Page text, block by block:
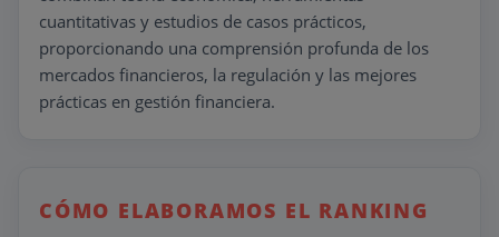
cuantitativas y estudios de casos prácticos,
proporcionando una comprensión profunda de los
mercados financieros, la regulación y las mejores
prácticas en gestión financiera.
CÓMO ELABORAMOS EL RANKING